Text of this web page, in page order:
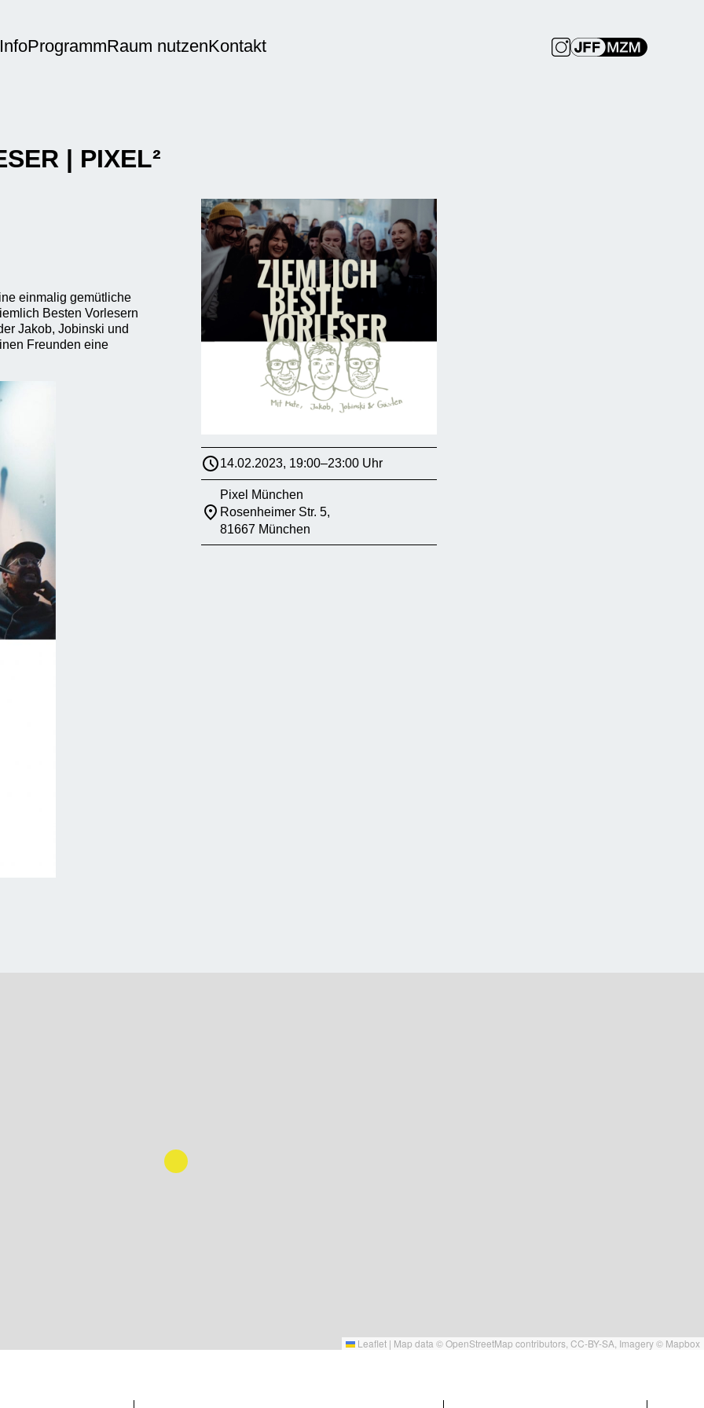
InfoProgrammRaum nutzenKontakt
| PIXEL²
einmalig gemütliche
Besten Vorlesern
Jakob, Jobinski und
Freunden eine
14.02.2023, 19:00–23:00 Uhr
Pixel München
Rosenheimer Str. 5,
81667 München
Leaflet | Map data ©OpenStreetMap contributors, CC-BY-SA , Imagery © Mapbox